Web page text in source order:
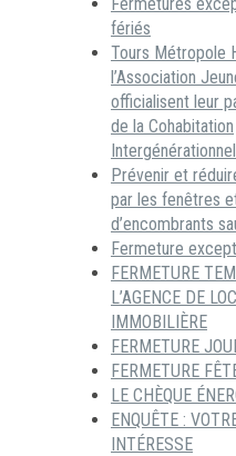
fériés
Tours Métropole
l’Association
officialisent leur
de la Cohabitation
Prévenir et
par les fenêtres
d’encombrants
Fermeture
FERMETURE
L’AGENCE DE
IMMOBILIÈRE
FERMETURE
FERMETURE
LE CHÈQUE
ENQUÊTE :
INTÉRESSE